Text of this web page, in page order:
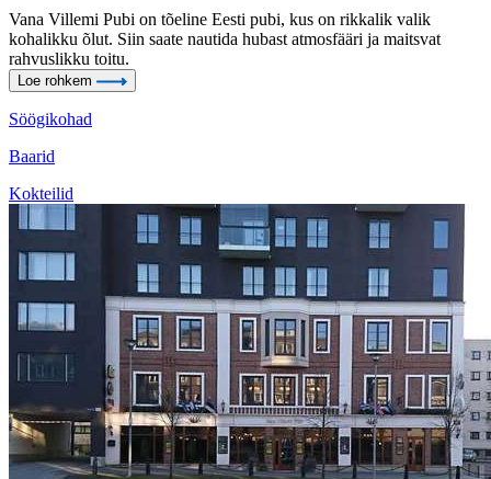
Vana Villemi Pubi on tõeline Eesti pubi, kus on rikkalik valik
kohalikku õlut. Siin saate nautida hubast atmosfääri ja maitsvat
rahvuslikku toitu.
Loe rohkem
Söögikohad
Baarid
Kokteilid